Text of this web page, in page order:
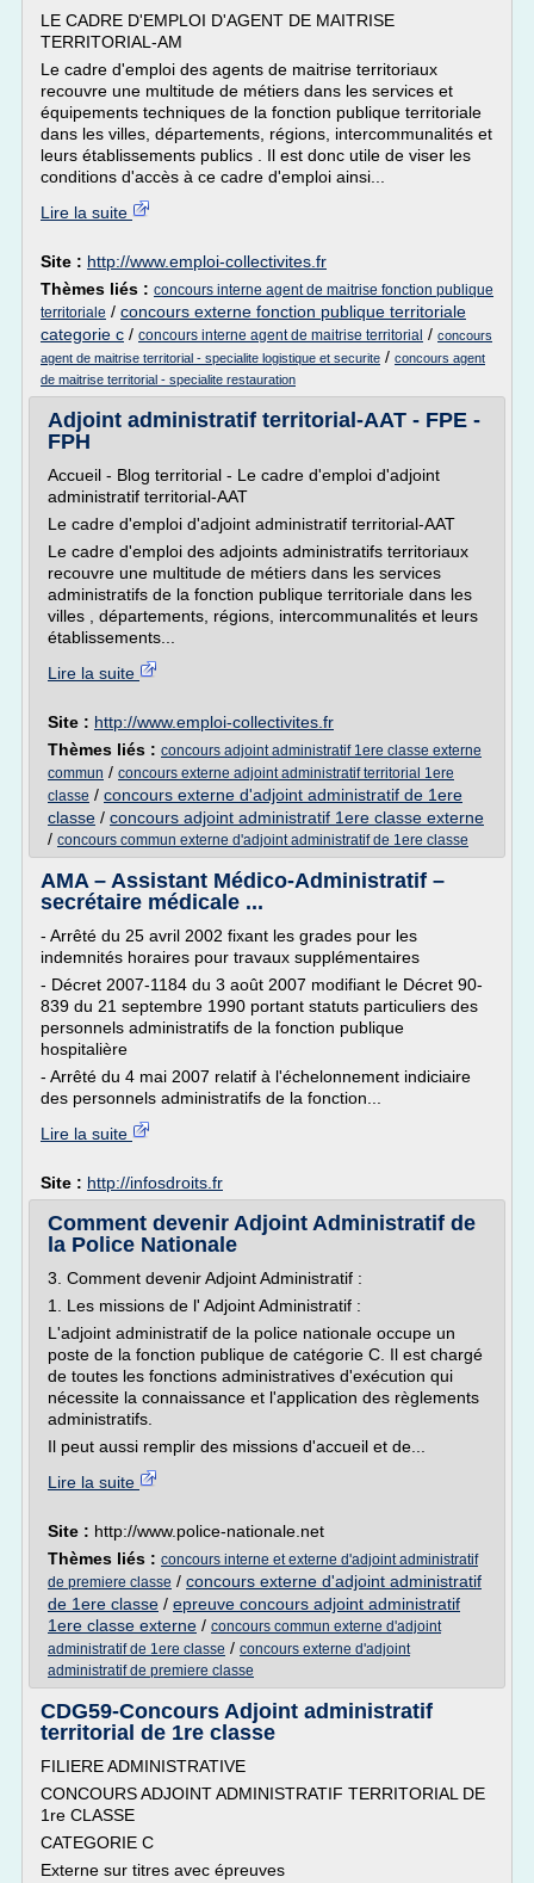
LE CADRE D'EMPLOI D'AGENT DE MAITRISE
TERRITORIAL-AM
Le cadre d'emploi des agents de maitrise territoriaux
recouvre une multitude de métiers dans les services et
équipements techniques de la fonction publique territoriale
dans les villes, départements, régions, intercommunalités et
leurs établissements publics . Il est donc utile de viser les
conditions d'accès à ce cadre d'emploi ainsi...
Lire la suite
Site : http://www.emploi-collectivites.fr
Thèmes liés : concours interne agent de maitrise fonction publique
territoriale / concours externe fonction publique territoriale
categorie c / concours interne agent de maitrise territorial / concours
agent de maitrise territorial - specialite logistique et securite / concours agent
de maitrise territorial - specialite restauration
Adjoint administratif territorial-AAT - FPE -
FPH
Accueil - Blog territorial - Le cadre d'emploi d'adjoint
administratif territorial-AAT
Le cadre d'emploi d'adjoint administratif territorial-AAT
Le cadre d'emploi des adjoints administratifs territoriaux
recouvre une multitude de métiers dans les services
administratifs de la fonction publique territoriale dans les
villes , départements, régions, intercommunalités et leurs
établissements...
Lire la suite
Site : http://www.emploi-collectivites.fr
Thèmes liés : concours adjoint administratif 1ere classe externe
commun / concours externe adjoint administratif territorial 1ere
classe / concours externe d'adjoint administratif de 1ere
classe / concours adjoint administratif 1ere classe externe
/ concours commun externe d'adjoint administratif de 1ere classe
AMA – Assistant Médico-Administratif –
secrétaire médicale ...
- Arrêté du 25 avril 2002 fixant les grades pour les
indemnités horaires pour travaux supplémentaires
- Décret 2007-1184 du 3 août 2007 modifiant le Décret 90-
839 du 21 septembre 1990 portant statuts particuliers des
personnels administratifs de la fonction publique
hospitalière
- Arrêté du 4 mai 2007 relatif à l'échelonnement indiciaire
des personnels administratifs de la fonction...
Lire la suite
Site : http://infosdroits.fr
Comment devenir Adjoint Administratif de
la Police Nationale
3. Comment devenir Adjoint Administratif :
1. Les missions de l' Adjoint Administratif :
L'adjoint administratif de la police nationale occupe un
poste de la fonction publique de catégorie C. Il est chargé
de toutes les fonctions administratives d'exécution qui
nécessite la connaissance et l'application des règlements
administratifs.
Il peut aussi remplir des missions d'accueil et de...
Lire la suite
Site : http://www.police-nationale.net
Thèmes liés : concours interne et externe d'adjoint administratif
de premiere classe / concours externe d'adjoint administratif
de 1ere classe / epreuve concours adjoint administratif
1ere classe externe / concours commun externe d'adjoint
administratif de 1ere classe / concours externe d'adjoint
administratif de premiere classe
CDG59-Concours Adjoint administratif
territorial de 1re classe
FILIERE ADMINISTRATIVE
CONCOURS ADJOINT ADMINISTRATIF TERRITORIAL DE
1re CLASSE
CATEGORIE C
Externe sur titres avec épreuves